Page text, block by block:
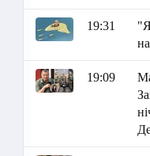
19:31
19:09